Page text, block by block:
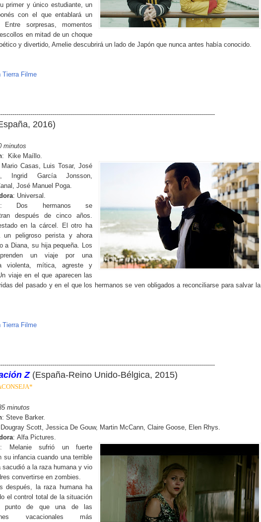
primer y único estudiante, un
con el que entablará un
Entre sorpresas, momentos
en mitad de un choque
y divertido, Amelie descubrirá un lado de Japón que nunca antes había conocido.
Tierra Filme
2016)
minutos
: Kike Maíllo
Mario Casas, Luis Tosar, José
Ingrid García Jonsson,
José Manuel Poga.
: Universal.
: Dos hermanos se
después de cinco años.
en la cárcel. El otro ha
un peligroso perista y ahora
a Diana, su hija pequeña. Los
un viaje por una
violenta, mítica, agreste y
viaje en el que aparecen las
del pasado y en el que los hermanos se ven obligados a reconciliarse para salvar la
Tierra Filme
Z (España-Reino Unido-Bélgica, 2015)
minutos
: Steve Barker.
Dougray Scott, Jessica De Gouw, Martin McCann, Claire Goose, Elen Rhys
: Alfa Pictures
: Melanie sufrió un fuerte
su infancia cuando una terrible
sacudió a la raza humana y vio
convertirse en zombies.
después, la raza humana ha
el control total de la situación
punto de que una de las
vacacionales más